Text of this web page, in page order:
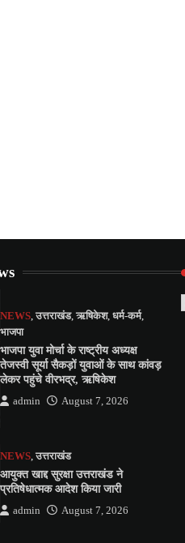
NEWS उत्तराखंड, ऋषिकेश, धर्म-कर्म,
भाजपा
भाजपा युवा मोर्चा के राष्ट्रीय अध्यक्ष
तेजस्वी सूर्या सैकड़ों युवाओं के साथ कांवड़
लेकर पहुंचे वीरभद्र, ऋषिकेश
admin August 7, 2026
NEWS उत्तराखंड
आयुक्त खाद्द सुरक्षा उत्तराखंड ने
प्रतिषेधात्मक आदेश किया जारी
admin August 7, 2026